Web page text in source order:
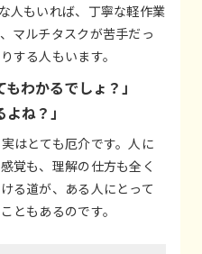
人もいれば、丁寧な軽作業
マルチタスクが苦手だっ
する人もいます。
わかるでしょ？」
ね？」
はとても厄介です。人に
覚も、理解の仕方も全く
る道が、ある人にとって
ともあるのです。